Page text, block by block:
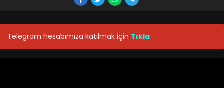
Telegram hesabımıza katılmak için Tıkla